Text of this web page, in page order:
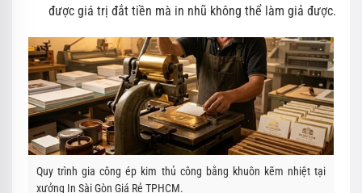
được giá trị đắt tiền mà in nhũ không thể làm giả được.
Quy trình gia công ép kim thủ công bằng khuôn kẽm nhiệt tại
xưởng In Sài Gòn Giá Rẻ TPHCM.